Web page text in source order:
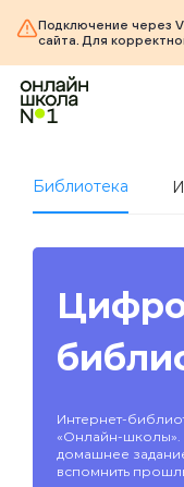
Подключение через
сайта. Для
Библиотека
Интернет-
«Онлайн-школы».
домашнее
вспомнить